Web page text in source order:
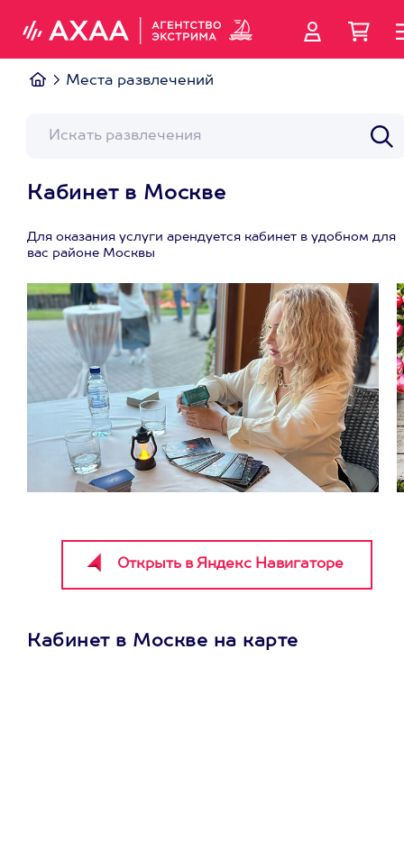
Места развлечений
Кабинет в Москве
Для оказания услуги арендуется кабинет в удобном для
вас районе Москвы
Кабинет в Москве на карте